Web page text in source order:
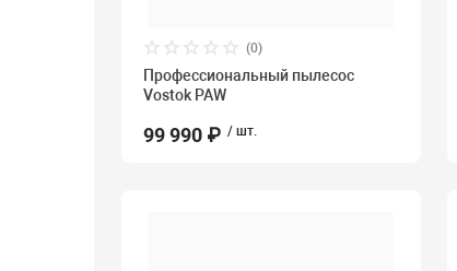
(0)
Профессиональный пылесос
Vostok PAW
99 990 ₽ / шт.